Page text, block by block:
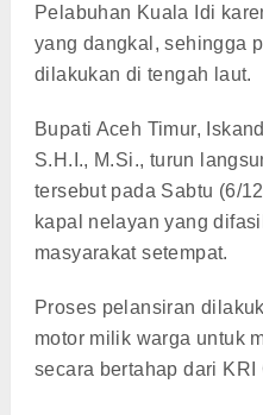
Pelabuhan Kuala Idi
yang dangkal, sehingga
dilakukan di tengah laut.
Bupati Aceh Timur,
S.H.I., M.Si., turun
tersebut pada Sabtu (6/
kapal nelayan yang
masyarakat setempat.
Proses pelansiran
motor milik warga untuk
secara bertahap dari